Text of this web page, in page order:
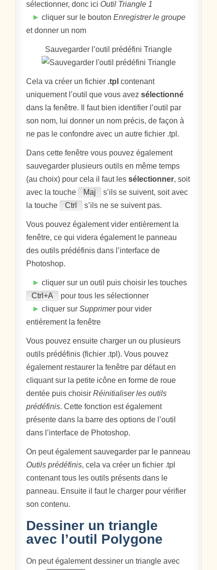
sélectionner, donc ici Outil Triangle 1
► cliquer sur le boutonEnregistrer le groupe
et donner un nom
Sauvegarder l’outil prédéfini Triangle
Cela va créer un fichier .tpl contenant
uniquement l’outil que vous avezsélectionné
dans la fenêtre. Il faut bien identifier l’outil par
son nom, lui donner un nom précis, de façon à
ne pas le confondre avec un autre fichier .tpl.
Dans cette fenêtre vous pouvez également
sauvegarder plusieurs outils en même temps
(au choix) pour cela il faut lessélectionner, soit
avec la touche
Maj
s’ils se suivent, soit avec
la touche
Ctrl s’ils ne se suivent pas.
Vous pouvez également vider entièrement la
fenêtre, ce qui videra également le panneau
des outils prédéfinis dans l’interface de
Photoshop.
► cliquer sur un outil puis choisir les touches
Ctrl+A
pour tous les sélectionner
► cliquer surSupprimerpour vider
entièrement la fenêtre
Vous pouvez ensuite charger un ou plusieurs
outils prédéfinis (fichier .tpl). Vous pouvez
également restaurer la fenêtre par défaut en
cliquant sur la petite icône en forme de roue
dentée puis choisirRéinitialiser les outils
prédéfinis. Cette fonction est également
présente dans la barre des options de l’outil
dans l’interface de Photoshop.
On peut également sauvegarder par le panneau
Outils prédéfinis, cela va créer un fichier .tpl
contenant tous les outils présents dans le
panneau. Ensuite il faut le charger pour vérifier
son contenu.
Dessiner un triangle
avec l’outil Polygone
On peut également dessiner un triangle avec